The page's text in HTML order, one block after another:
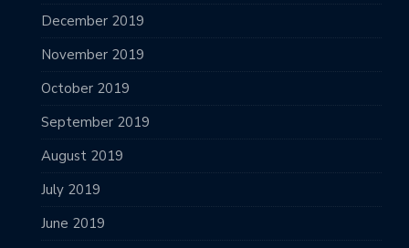
December 2019
November 2019
October 2019
September 2019
August 2019
July 2019
June 2019